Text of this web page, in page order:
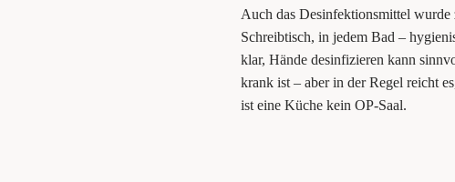
Auch das Des­in­fek­ti­ons­mit­tel wur­de
Schreib­tisch, in jedem Bad –
klar, Hän­de des­in­fi­zie­ren kann
krank ist – aber in der Regel reicht
ist eine Küche kein OP-Saal.